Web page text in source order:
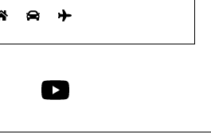
Folge
auf